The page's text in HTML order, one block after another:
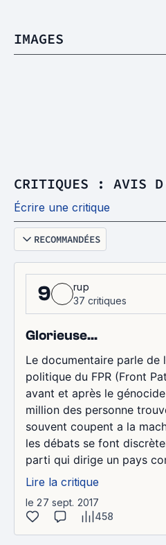
IMAGES
CRITIQUES : AVIS
Écrire une critique
RECOMMANDÉES
9
rup
37 critiques
Glorieuse...
Le documentaire parle de
politique du FPR (Front
avant et après le
million des personne
souvent coupent a la
les débats se font
parti qui dirige un pays
Lire la critique
le 27 sept. 2017
458